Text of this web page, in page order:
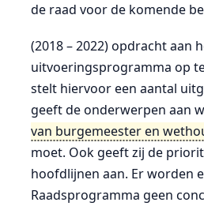
de raad voor de komende
(2018 – 2022) opdracht aan
uitvoeringsprogramma op
stelt hiervoor een aantal
geeft de onderwerpen aan
van burgemeester en
moet. Ook geeft zij de
hoofdlijnen aan. Er worden
Raadsprogramma geen